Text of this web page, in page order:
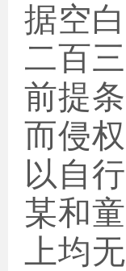
据空
二百
前提
而侵
以自
某和
上均